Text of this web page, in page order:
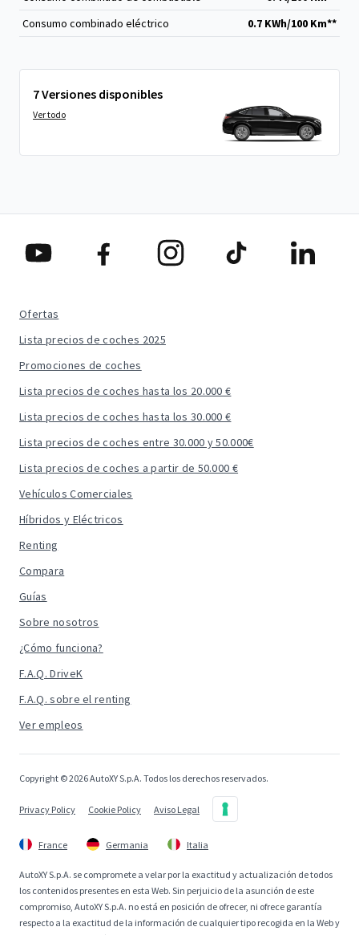
Consumo combinado eléctrico
0.7 KWh/100 Km**
7 Versiones disponibles
Ver todo
Ofertas
Lista precios de coches 2025
Promociones de coches
Lista precios de coches hasta los 20.000 €
Lista precios de coches hasta los 30.000 €
Lista precios de coches entre 30.000 y 50.000€
Lista precios de coches a partir de 50.000 €
Vehículos Comerciales
Híbridos y Eléctricos
Renting
Compara
Guías
Sobre nosotros
¿Cómo funciona?
F.A.Q. DriveK
F.A.Q. sobre el renting
Ver empleos
Copyright © 2026 AutoXY S.p.A. Todos los derechos reservados.
Privacy Policy Cookie Policy Aviso Legal
France Germania Italia
AutoXY S.p.A. se compromete a velar por la exactitud y actualización de todos
los contenidos presentes en esta Web. Sin perjuicio de la asunción de este
compromiso, AutoXY S.p.A. no está en posición de ofrecer, ni ofrece garantía
respecto a la exactitud de la información de cualquier tipo recogida en la Web y